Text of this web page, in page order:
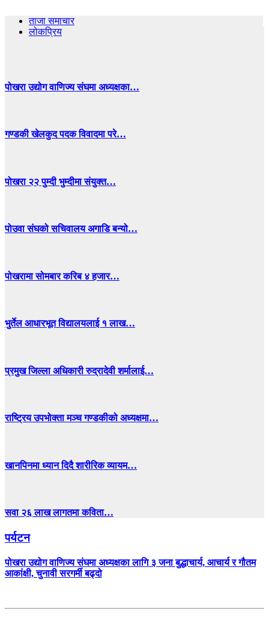
ताजा समाचार
लोकप्रिय
पोखरा उद्योग वाणिज्य संघमा अध्यक्षका…
गण्डकी खेलकुद पदक विवादमा परे…
पोखरा २२ पुम्दी भुम्दीमा संयुक्त…
पोउवा संघको सचिवालय अगाडि बन्यो…
पोखरामा सोमबार करिब ४ हजार…
भुर्तेल आधारभूत विद्यालयलाई १ लाख…
प्रमुख जिल्ला अधिकारी रुद्रादेवी शर्मालाई…
राष्ट्रिय उपभोक्ता मञ्च गण्डकीको अध्यक्षमा…
खानपिनमा ध्यान दिदै शारीरिक व्यायम…
सवा २६ लाख लागतमा कविता…
पर्यटन
पोखरा उद्योग वाणिज्य संघमा अध्यक्षका लागि ३ जना बुद्धाचार्य, आचार्य र गौतम
आकांक्षी, चुनावी सरगर्मी बढ्दो